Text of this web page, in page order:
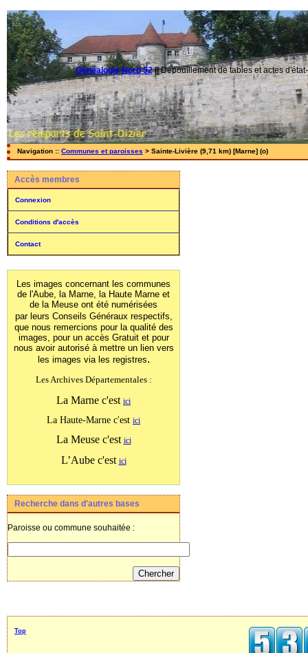
Généalogie Nord 52||Dépouillement de tables et actes
Navigation :: Communes et paroisses > Sainte-Livière (9,71 km) [Marne] (o)
Accès membres
Connexion
Conditions d'accès
Contact
Les images concernant les communes
de l'Aube, la Marne, la Haute Marne et
de la Meuse ont été numérisées
par leurs Conseils Généraux respectifs,
que nous remercions pour la qualité des
images, pour un accès Gratuit et pour
nous avoir autorisé à mettre un lien vers
les images via les registres.
Les Archives Départementales :
La Marne c'est ici
La Haute-Marne c'est ici
La Meuse c'est ici
L’Aube c'est ici
Recherche dans d'autres bases
Paroisse ou commune souhaitée :
Top